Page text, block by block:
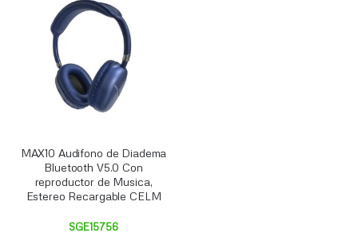
MAX10 Audifono de Diadema
Bluetooth V5.0 Con
reproductor de Musica,
Estereo Recargable CELM
SGE15756